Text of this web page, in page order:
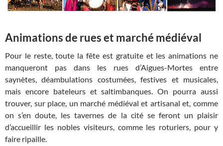
Animations de rues et marché médiéval
Pour le reste, toute la fête est gratuite et les animations ne
manqueront pas dans les rues d’Aigues-Mortes entre
saynètes, déambulations costumées, festives et musicales,
mais encore bateleurs et saltimbanques. On pourra aussi
trouver, sur place, un marché médiéval et artisanal et, comme
on s’en doute, les tavernes de la cité se feront un plaisir
d’accueillir les nobles visiteurs, comme les roturiers, pour y
faire ripaille.